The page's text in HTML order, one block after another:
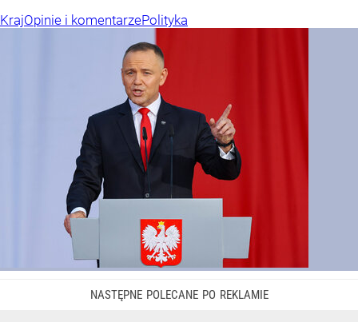
KrajOpinie i komentarzePolityka